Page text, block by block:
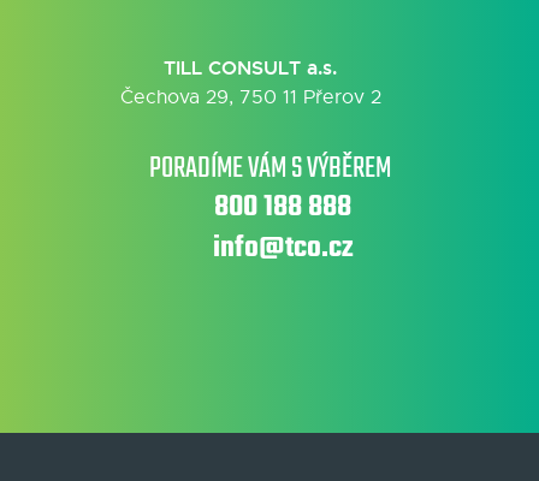
TILL CONSULT a.s.
Čechova 29, 750 11 Přerov 2
PORADÍME VÁM S VÝBĚREM
800 188 888
info@tco.cz